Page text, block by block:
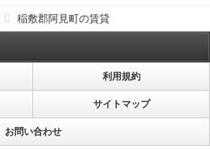
稲敷郡阿見町の賃貸
利用規約
サイトマップ
お問い合わせ